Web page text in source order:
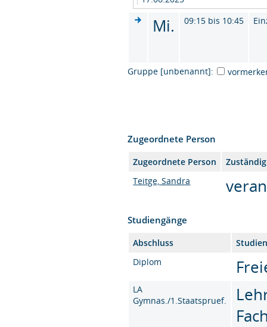
Mi. 09:15 bis 10:45
Gruppe [unbenannt]:
Zugeordnete Person
Zugeordnete Person
Teitge, Sandra
Studiengänge
Abschluss
Diplom
LA
Gymnas./1.Staatspruef.